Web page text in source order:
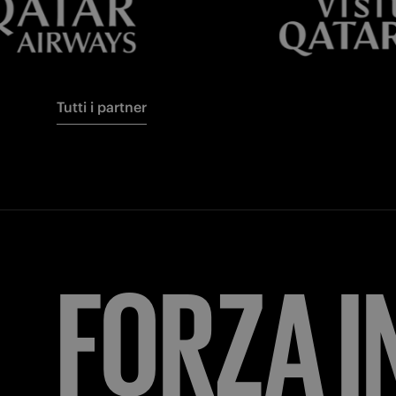
Tutti i partner
FORZA